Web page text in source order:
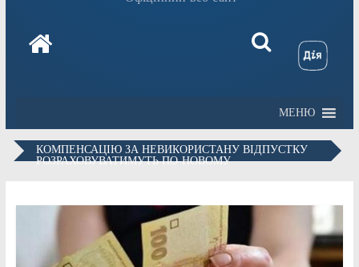
МЕНЮ
КОМПЕНСАЦІЮ ЗА НЕВИКОРИСТАНУ ВІДПУСТКУ
РОЗРАХОВУВАТИМУТЬ ПО-НОВОМУ